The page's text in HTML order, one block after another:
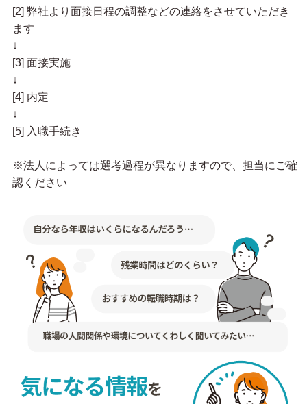
[2] 弊社より面接日程の調整などの連絡をさせていただき
ます
↓
[3] 面接実施
↓
[4] 内定
↓
[5] 入職手続き
※法人によっては選考過程が異なりますので、担当にご確
認ください